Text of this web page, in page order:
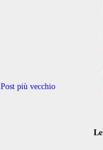
Post più vecchio